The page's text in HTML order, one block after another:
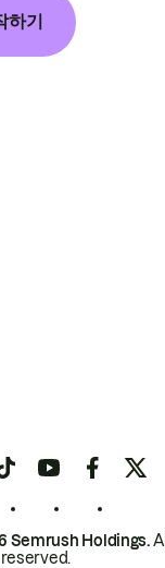
하기
Semrush Holdings.All